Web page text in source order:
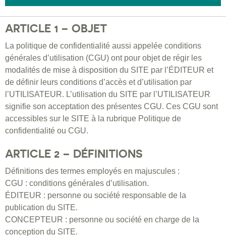
ARTICLE 1 – OBJET
La politique de confidentialité aussi appelée conditions
générales d’utilisation (CGU) ont pour objet de régir les
modalités de mise à disposition du SITE par l’ÉDITEUR et
de définir leurs conditions d’accès et d’utilisation par
l’UTILISATEUR. L’utilisation du SITE par l’UTILISATEUR
signifie son acceptation des présentes CGU. Ces CGU sont
accessibles sur le SITE à la rubrique Politique de
confidentialité ou CGU.
ARTICLE 2 – DÉFINITIONS
Définitions des termes employés en majuscules :
CGU : conditions générales d’utilisation.
ÉDITEUR : personne ou société responsable de la
publication du SITE.
CONCEPTEUR : personne ou société en charge de la
conception du SITE.